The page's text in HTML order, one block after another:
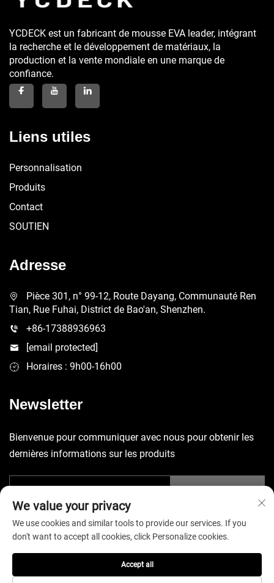
YCDECK est un fabricant de mousse EVA leader, intégrant
la recherche et le développement de matériaux, la
production et la vente mondiale en une marque de
confiance.
Liens utiles
Personnalisation
Produits
Contact
SOUTIEN
Adresse
Pièce 301, n° 99-12, Route Dayang, Communauté Ren
Tian, Rue Fuhai, District de Bao'an, Shenzhen.
+86-17388936963
[email protected]
Horaires : 9h00-16h00
Newsletter
Bienvenue pour communiquer avec nous pour obtenir les
dernières informations sur les produits
Droits d'auteur © 2025 China Shenzhen Yuecheng Sporting Goods
We value your privacy
We use cookies and similar tools to provide our services. If you
don't want to accept all cookies, click Personalize cookies.
Accept all